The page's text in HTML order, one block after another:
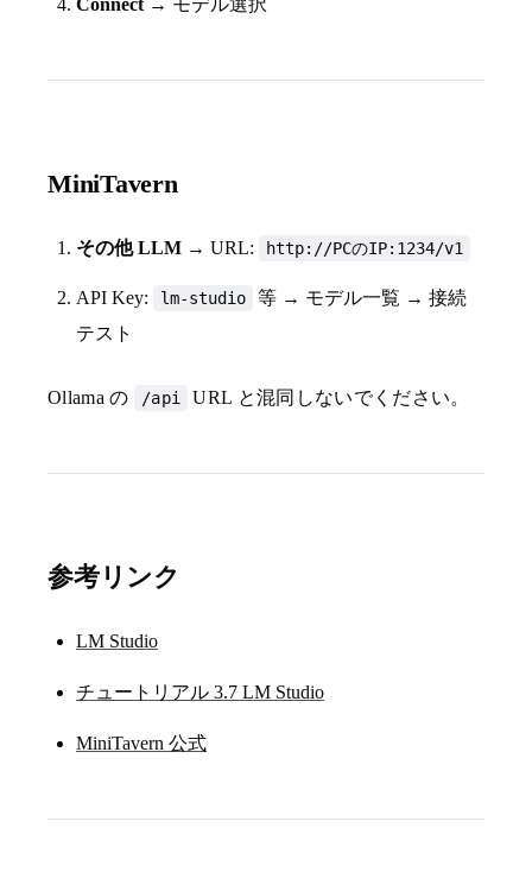
MiniTavern
その他 LLM → URL: http://PCのIP:1234/v1
API Key: lm-studio
等 → モデル一覧 → 接続
テスト
Ollama の /api URL と混同しないでください。
参考リンク
LM Studio
チュートリアル 3.7 LM Studio
MiniTavern 公式